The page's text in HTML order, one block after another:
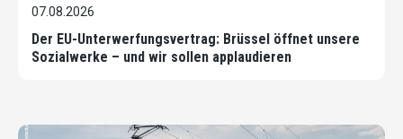
07.08.2026
Der EU-Unterwerfungsvertrag: Brüssel öffnet unsere
Sozialwerke – und wir sollen applaudieren